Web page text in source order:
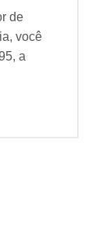
de
você
a